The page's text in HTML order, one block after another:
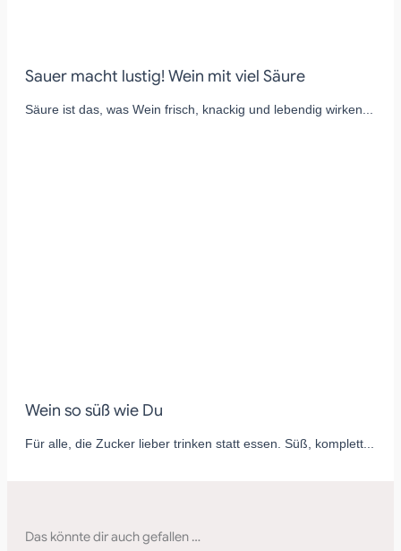
Sauer macht lustig! Wein mit viel Säure
Säure ist das, was Wein frisch, knackig und lebendig wirken...
Wein so süß wie Du
Für alle, die Zucker lieber trinken statt essen. Süß, komplett...
Das könnte dir auch gefallen …